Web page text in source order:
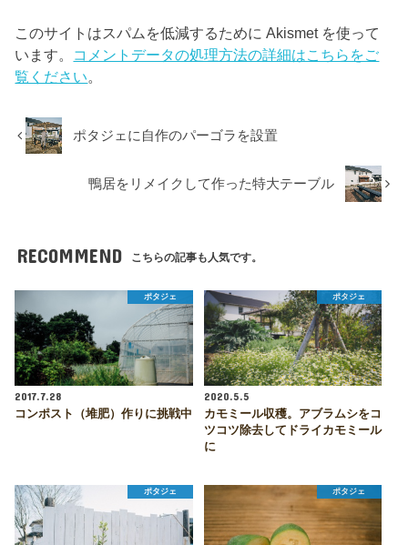
このサイトはスパムを低減するために Akismet を使って
います。 コメントデータの処理方法の詳細はこちらをご
覧ください。
ポタジェに自作のパーゴラを設置
鴨居をリメイクして作った特大テーブル
RECOMMEND こちらの記事も人気です。
ポタジェ
2017.7.28
コンポスト（堆肥）作りに挑戦中
ポタジェ
2020.5.5
カモミール収穫。アブラムシをコ
ツコツ除去してドライカモミール
に
ポタジェ ポタジェ